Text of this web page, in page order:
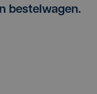
bestelwagen.